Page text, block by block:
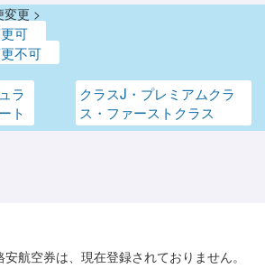
変更 >
可
不可
ラ
ト
クラスJ・プレミアムクラ
ス・ファーストクラス
航空券は、現在登録されておりません。